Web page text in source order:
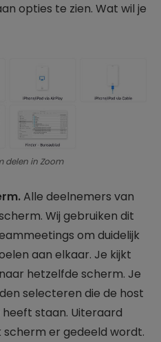
opties te zien. Wat wil je
delen in Zoom
Alle deelnemers van
Wij gebruiken dit
om duidelijk
aan elkaar. Je kijkt
hetzelfde scherm. Je
selecteren die de host
staan. Uiteraard
scherm er gedeeld wordt.